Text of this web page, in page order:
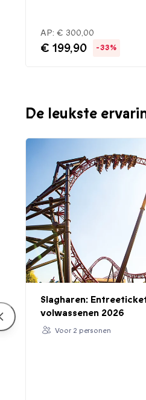
AP: € 300,00
€ 199,90 -33%
De leukste
Slagharen:
volwassenen 2026
Voor 2 personen